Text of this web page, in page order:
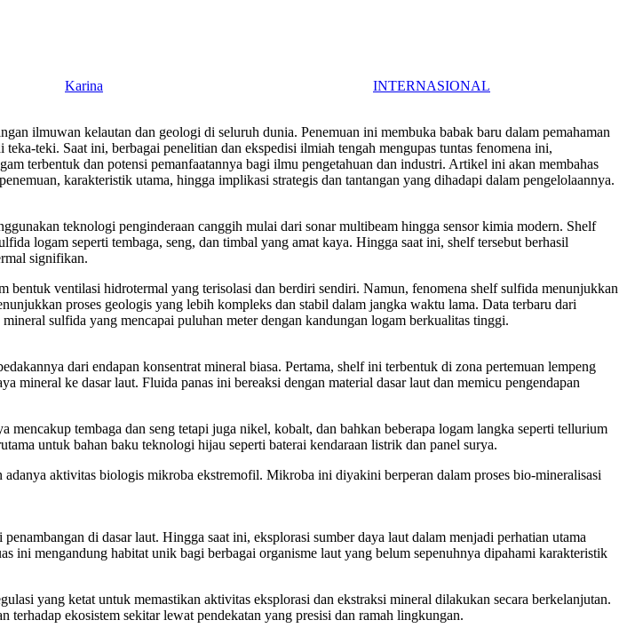
Karina
INTERNASIONAL
ilmuwan kelautan dan geologi di seluruh dunia. Penemuan ini membuka babak baru dalam pemahaman
teki. Saat ini, berbagai penelitian dan ekspedisi ilmiah tengah mengupas tuntas fenomena ini,
terbentuk dan potensi pemanfaatannya bagi ilmu pengetahuan dan industri. Artikel ini akan membahas
karakteristik utama, hingga implikasi strategis dan tantangan yang dihadapi dalam pengelolaannya.
teknologi penginderaan canggih mulai dari sonar multibeam hingga sensor kimia modern. Shelf
logam seperti tembaga, seng, dan timbal yang amat kaya. Hingga saat ini, shelf tersebut berhasil
signifikan.
ventilasi hidrotermal yang terisolasi dan berdiri sendiri. Namun, fenomena shelf sulfida menunjukkan
proses geologis yang lebih kompleks dan stabil dalam jangka waktu lama. Data terbaru dari
sulfida yang mencapai puluhan meter dengan kandungan logam berkualitas tinggi.
dari endapan konsentrat mineral biasa. Pertama, shelf ini terbentuk di zona pertemuan lempeng
ke dasar laut. Fluida panas ini bereaksi dengan material dasar laut dan memicu pengendapan
tembaga dan seng tetapi juga nikel, kobalt, dan bahkan beberapa logam langka seperti tellurium
untuk bahan baku teknologi hijau seperti baterai kendaraan listrik dan panel surya.
aktivitas biologis mikroba ekstremofil. Mikroba ini diyakini berperan dalam proses bio-mineralisasi
di dasar laut. Hingga saat ini, eksplorasi sumber daya laut dalam menjadi perhatian utama
ini mengandung habitat unik bagi berbagai organisme laut yang belum sepenuhnya dipahami karakteristik
yang ketat untuk memastikan aktivitas eksplorasi dan ekstraksi mineral dilakukan secara berkelanjutan.
ekosistem sekitar lewat pendekatan yang presisi dan ramah lingkungan.